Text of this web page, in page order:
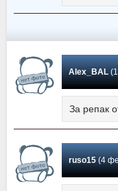
Alex_BAL(17
За репак
ruso15(4